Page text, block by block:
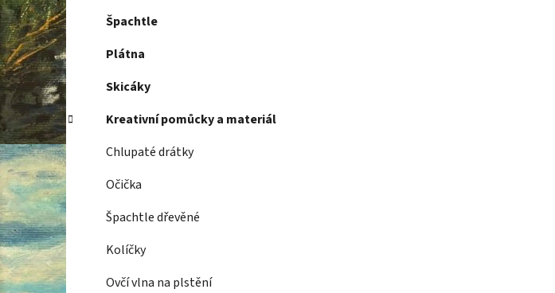
Špachtle
Plátna
Skicáky
Kreativní pomůcky a materiál
Chlupaté drátky
Očička
Špachtle dřevěné
Kolíčky
Ovčí vlna na plstění